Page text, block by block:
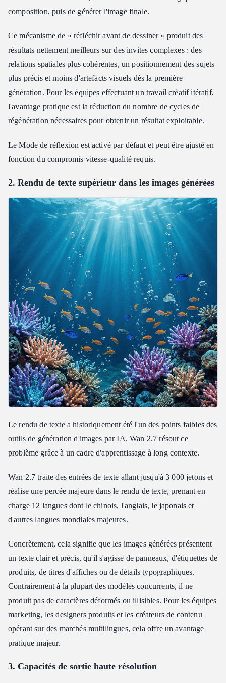
composition, puis de générer l'image finale.
Ce mécanisme de « réfléchir avant de dessiner » produit des
résultats nettement meilleurs sur des invites complexes : des
relations spatiales plus cohérentes, un positionnement des sujets
plus précis et moins d'artefacts visuels dès la première
génération. Pour les équipes effectuant un travail créatif itératif,
l'avantage pratique est la réduction du nombre de cycles de
régénération nécessaires pour obtenir un résultat exploitable.
Le Mode de réflexion est activé par défaut et peut être ajusté en
fonction du compromis vitesse-qualité requis.
2. Rendu de texte supérieur dans les images générées
Le rendu de texte a historiquement été l'un des points faibles des
outils de génération d'images par IA. Wan 2.7 résout ce
problème grâce à un cadre d'apprentissage à long contexte.
Wan 2.7 traite des entrées de texte allant jusqu'à 3 000 jetons et
réalise une percée majeure dans le rendu de texte, prenant en
charge 12 langues dont le chinois, l'anglais, le japonais et
d'autres langues mondiales majeures.
Concrètement, cela signifie que les images générées présentent
un texte clair et précis, qu'il s'agisse de panneaux, d'étiquettes de
produits, de titres d'affiches ou de détails typographiques.
Contrairement à la plupart des modèles concurrents, il ne
produit pas de caractères déformés ou illisibles. Pour les équipes
marketing, les designers produits et les créateurs de contenu
opérant sur des marchés multilingues, cela offre un avantage
pratique majeur.
3. Capacités de sortie haute résolution